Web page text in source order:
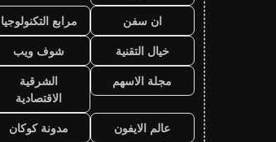
ان سفن
مرابع التكنولوجيا
خيال التقنية
شوف ويب
مجلة الاسهم
الشرقية
الاقتصادية
عالم الايفون
مدونة كوكان